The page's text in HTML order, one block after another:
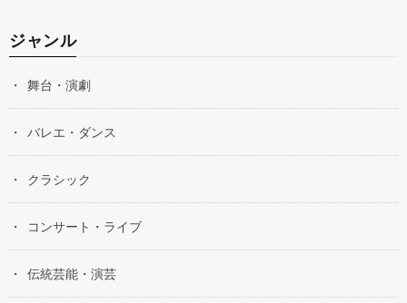
ジャンル
舞台・演劇
バレエ・ダンス
クラシック
コンサート・ライブ
伝統芸能・演芸